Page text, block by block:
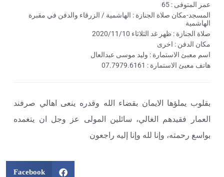
عمر المتوفى : 65
المسجد-مكان صلاة الجنازة : الهاشمية / الزرقاء والدفن في مقبرة
الهاشمية
صلاة الجنازة : ظهر غد الثلاثاء 2020/11/10
مكان الدفن : اخرى
اسم معبئ الاستمارة : وليد موسى عبدالعال
هاتف معبئ الاستمارة : 07.7979.6161
بقلوب يملؤها الايمان بقضاء الله وقدره ينعى اهالي صرفند
العمار فقيدهم الغالي، سائلين المولى عز وجل ان يتغمده
بواسع رحمته، وإنا لله وإنا إليه راجعون
Facebook